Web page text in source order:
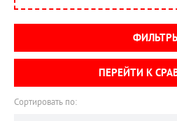
Сортировать по:
ПЕРЕЙТИ К